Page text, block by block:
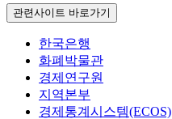
관련사이트 바로가기
한국은행
화폐박물관
경제연구원
지역본부
경제통계시스템(ECOS)